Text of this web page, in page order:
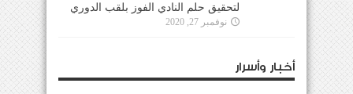
لتحقيق حلم النادي الفوز بلقب الدوري
نوفمبر 27, 2020
أخبار وأسرار